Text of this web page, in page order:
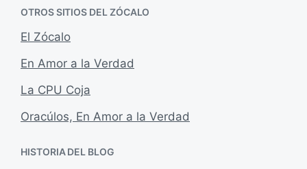
OTROS SITIOS DEL ZÓCALO
El Zócalo
En Amor a la Verdad
La CPU Coja
Oracúlos, En Amor a la Verdad
HISTORIA DEL BLOG